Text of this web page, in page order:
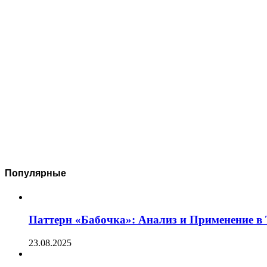
Популярные
Паттерн «Бабочка»: Анализ и Применение в
23.08.2025